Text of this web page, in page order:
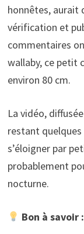
honnêtes, aurait
vérification et
commentaires
wallaby, ce petit
environ 80 cm.
La vidéo,
restant quelques
s’éloigner par
probablement
nocturne.
Bon à savoir